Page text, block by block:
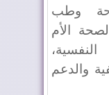
وطب
الأم
والدعم